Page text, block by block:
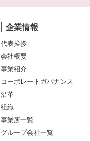
企業情報
代表挨拶
会社概要
事業紹介
コーポレートガバナンス
沿革
組織
事業所一覧
グループ会社一覧